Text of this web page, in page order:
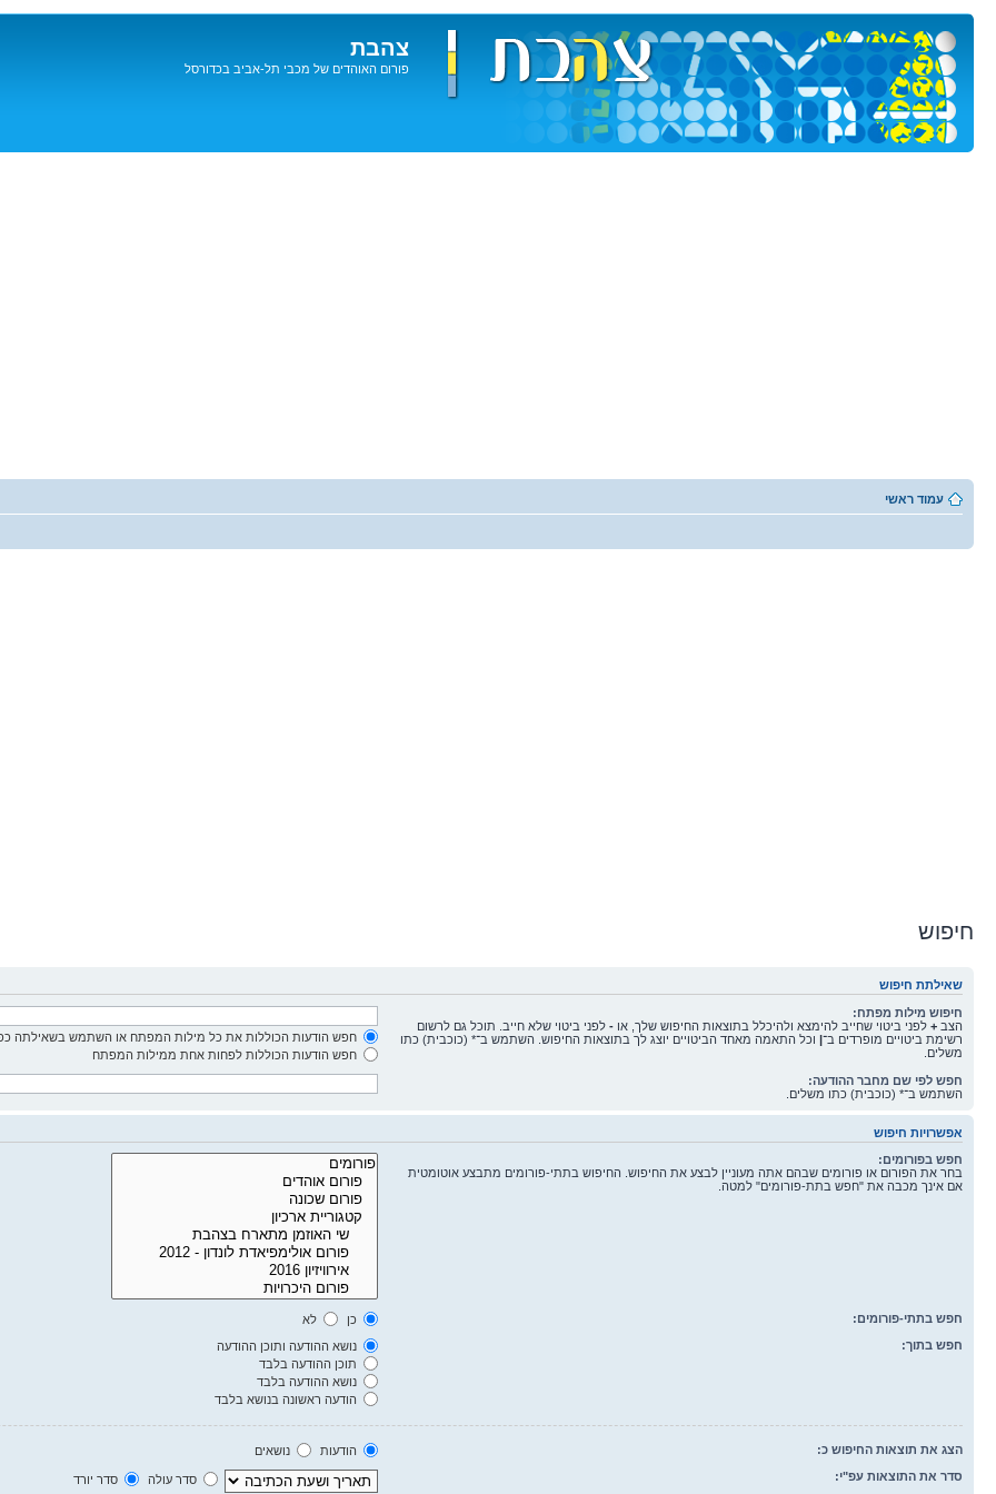
צהבת
פורום האוהדים של מכבי תל-אביב בכדורסל
עמוד ראשי
חיפוש
שאילתת חיפוש
חיפוש מילות מפתח:
הצב + לפני ביטוי שחייב להימצא ולהיכלל בתוצאות החיפוש שלך, או - לפני ביטוי שלא חייב. תוכל גם לרשום
רשימת ביטויים מופרדים ב־| וכל התאמה מאחד הביטויים יוצג לך בתוצאות החיפוש. השתמש ב־* (כוכבית) כתו
משלים.
חפש הודעות הכוללות את כל מילות המפתח או השתמש בשאילתה
חפש הודעות הכוללות לפחות אחת ממילות המפתח
חפש לפי שם מחבר ההודעה:
השתמש ב־* (כוכבית) כתו משלים.
אפשרויות חיפוש
חפש בפורומים:
בחר את הפורום או פורומים שבהם אתה מעוניין לבצע את החיפוש. החיפוש בתתי-פורומים מתבצע אוטומטית
אם אינך מכבה את "חפש בתת-פורומים" למטה.
חפש בתתי-פורומים: כן
לא
חפש בתוך:
נושא ההודעה ותוכן ההודעה
תוכן ההודעה בלבד
נושא ההודעה בלבד
הודעה ראשונה בנושא בלבד
הצג את תוצאות החיפוש כ: הודעות
נושאים
סדר את התוצאות עפ"י:
סדר עולה סדר יורד